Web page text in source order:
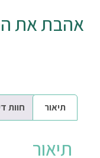
אהבת את
תיאור חוות
תיאור